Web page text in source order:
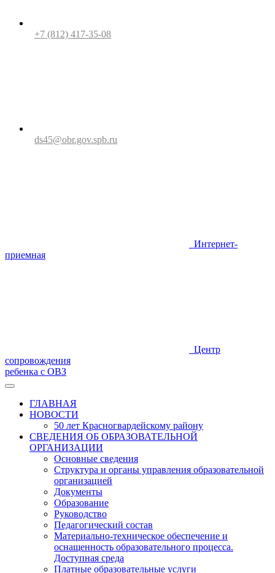
+7 (812) 417-35-08
ds45@obr.gov.spb.ru
Интернет-
приемная
Центр
сопровождения
ребенка с ОВЗ
ГЛАВНАЯ
НОВОСТИ
50 лет Красногвардейскому району
СВЕДЕНИЯ ОБ ОБРАЗОВАТЕЛЬНОЙ
ОРГАНИЗАЦИИ
Основные сведения
Структура и органы управления образовательной
организацией
Документы
Образование
Руководство
Педагогический состав
Материально-техническое обеспечение и
оснащенность образовательного процесса.
Доступная среда
Платные образовательные услуги